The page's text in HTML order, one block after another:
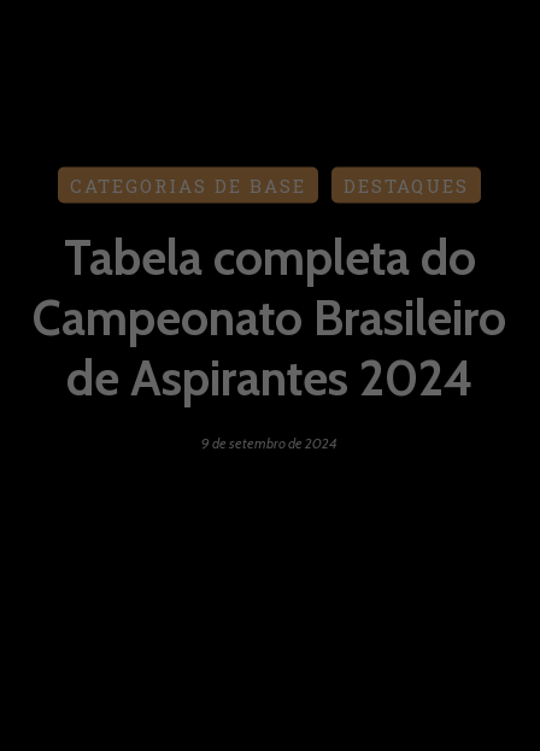
CATEGORIAS DE BASE DESTAQUES
Tabela completa do
Campeonato Brasileiro
de Aspirantes 2024
9 de setembro de 2024